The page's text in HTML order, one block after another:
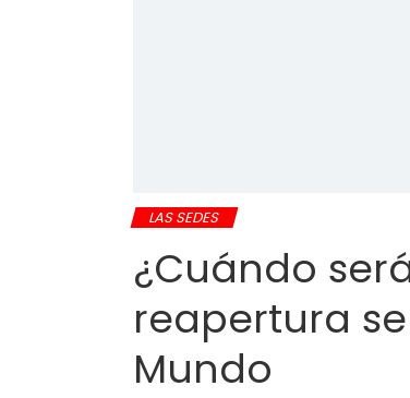
LAS SEDES
¿Cuándo
reapertura
Mundo